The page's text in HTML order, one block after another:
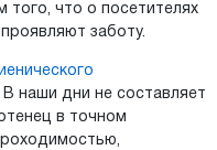
того, что о посетителях
заботу.
наши дни не составляет
в точном